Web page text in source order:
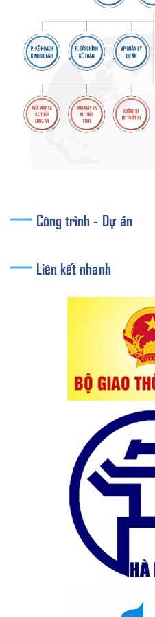
Công trình - Dự án
Liên kết nhanh